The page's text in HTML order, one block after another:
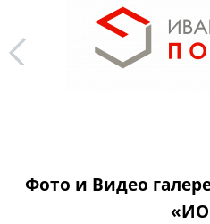
будет действовать до 1
Фото и Видео